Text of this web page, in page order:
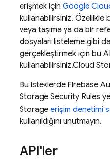
erişmek için Google
kullanabilirsiniz. Özellikle
veya taşıma ya da bir
dosyaları listeleme gibi
gerçekleştirmek için bu
kullanabilirsiniz.Cloud
Bu isteklerde Firebase
Storage Security Rules
Storage erişim denetimi
kullanıldığını unutmayın.
API'ler